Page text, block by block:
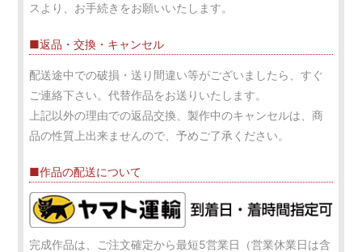
スより、お手続きをお願いいたします。
■返品・交換・キャンセル
配送途中での破損・送り間違い等がございましたら、すぐ
ご連絡下さい。代替作品をお送りいたします。
上記以外の理由での返品交換、製作中のキャンセルは、商
品の性質上出来ませんので、予めご了承ください。
■作品の配送について
完成作品は、ご注文確定から最短5営業日（営業休業日は含